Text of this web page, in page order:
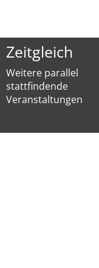
Zeitgleich
Weitere parallel
stattfindende
Veranstaltungen